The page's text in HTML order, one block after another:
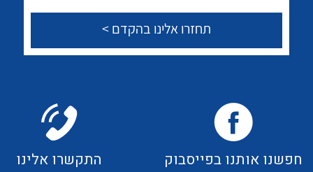
חפשנו אותנו בפייסבוק התקשרו אלינו